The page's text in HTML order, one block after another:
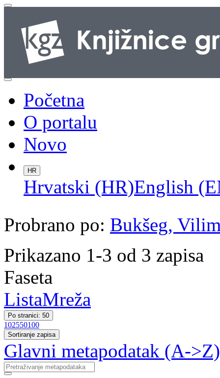
Početna
O portalu
Novo
HR
Hrvatski (HR)English
Probrano po: Bukšeg,
Prikazano 1-3 od 3 zapisa
Faseta
ListaMreža
Po stranici: 50
102550100
Sortiranje zapisa
Glavni metapodatak (A->Z)